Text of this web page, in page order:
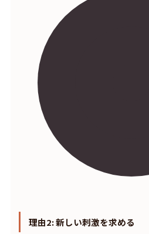
理由2: 新しい刺激を求める